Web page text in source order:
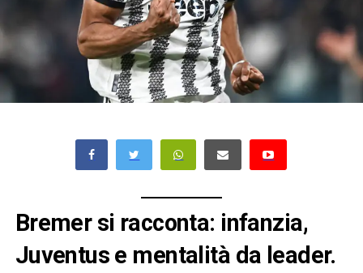
Bremer si racconta: infanzia,
Juventus e mentalità da leader.